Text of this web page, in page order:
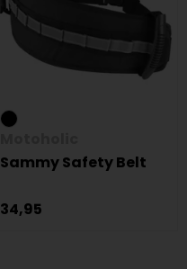
Sammy Safety Belt
34,95